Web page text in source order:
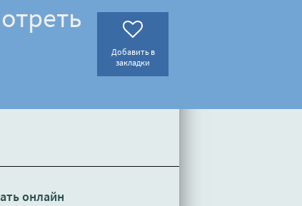
Добавить в
закладки
онлайн